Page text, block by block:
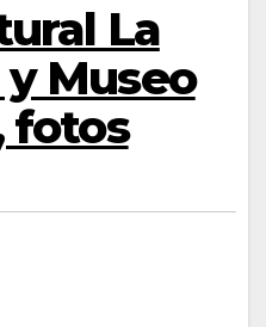
La
Museo
fotos